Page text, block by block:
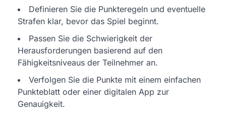
Definieren Sie die Punkteregeln und eventuelle
Strafen klar, bevor das Spiel beginnt.
Passen Sie die Schwierigkeit der
Herausforderungen basierend auf den
Fähigkeitsniveaus der Teilnehmer an.
Verfolgen Sie die Punkte mit einem einfachen
Punkteblatt oder einer digitalen App zur
Genauigkeit.